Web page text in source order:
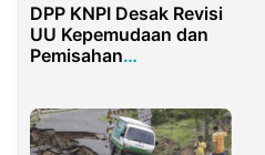
DPP KNPI Desak Revisi
UU Kepemudaan dan
Pemisahan